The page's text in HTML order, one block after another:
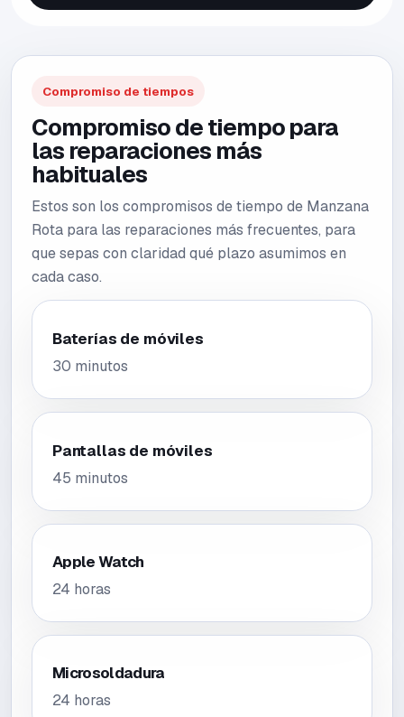
Compromiso de tiempos
Compromiso de tiempo para
las reparaciones más
habituales
Estos son los compromisos de tiempo de Manzana
Rota para las reparaciones más frecuentes, para
que sepas con claridad qué plazo asumimos en
cada caso.
Baterías de móviles
30 minutos
Pantallas de móviles
45 minutos
Apple Watch
24 horas
Microsoldadura
24 horas